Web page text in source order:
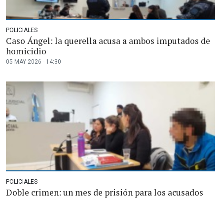
POLICIALES
Caso Ángel: la querella acusa a ambos imputados de
homicidio
05 MAY 2026 - 14:30
POLICIALES
Doble crimen: un mes de prisión para los acusados